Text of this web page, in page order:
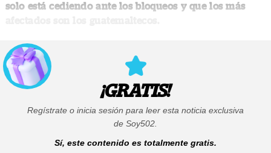
solo está cediendo ante los bloqueos y que los más
¡GRATIS!
Regístrate o inicia sesión para leer esta noticia exclusiva
de Soy502.
Sí, este contenido es totalmente gratis.